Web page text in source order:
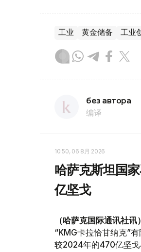
工业 黄金储备 工业
без автора
编译
10:50, 06 8月 2026
哈萨克斯坦国
亿坚戈
（哈萨克国际通讯社讯）
“KMG卡拉恰甘纳克”
较2024年的470亿坚戈